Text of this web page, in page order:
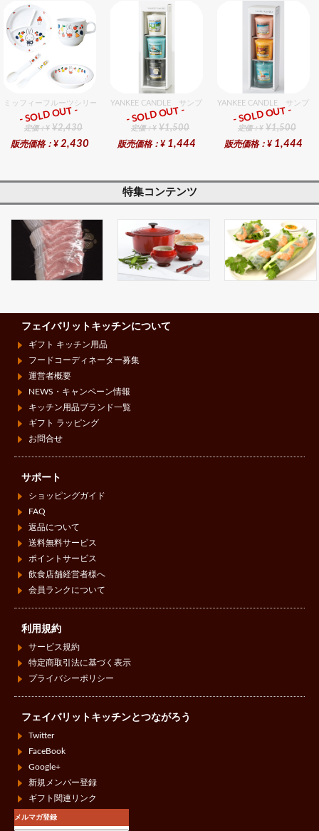
ミッフィーフルーツシリーズ割れないメラミン食器セット セット販売商品です。
ギフト
定価：¥ ¥2,430
販売価格：¥ 2,430
- SOLD OUT -
YANKEE CANDLE サンプラー3個・ホルダーセット フレ
ギフト
定価：¥ ¥1,500
販売価格：¥ 1,444
- SOLD OUT -
YANKEE CANDLE サンプ
ギフト
定価：¥ ¥1,500
販売価格：¥ 1,444
- SOLD OUT -
特集コンテンツ
フェイバリットキッチンについて
ギフト キッチン用品
フードコーディネーター募集
運営者概要
NEWS・キャンペーン情報
キッチン用品ブランド一覧
ギフト ラッピング
お問合せ
サポート
ショッピングガイド
FAQ
返品について
送料無料サービス
ポイントサービス
飲食店舗経営者様へ
会員ランクについて
利用規約
サービス規約
特定商取引法に基づく表示
プライバシーポリシー
フェイバリットキッチンとつながろう
Twitter
FaceBook
Google+
新規メンバー登録
ギフト関連リンク
メルマガ登録